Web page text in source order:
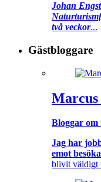
Johan
två veckor...
Gästbloggare
Bloggar
Jag har
emot
blivit väldigt